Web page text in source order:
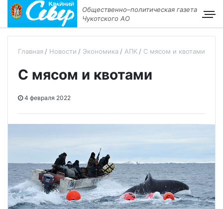
Общественно–политическая газета
Чукотского АО
Главная Новости Экономика АПК С мясом и квотами
С мясом и квотами
4 февраля 2022